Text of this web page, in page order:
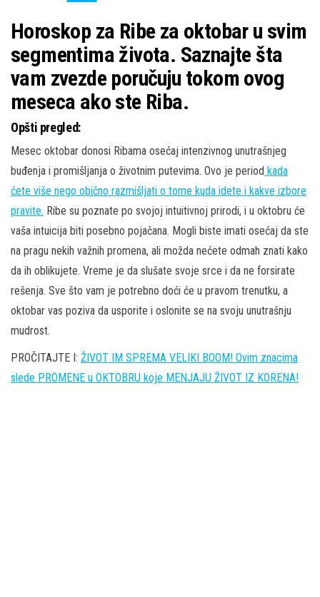
Horoskop za Ribe za oktobar u svim
segmentima života. Saznajte šta
vam zvezde poručuju tokom ovog
meseca ako ste Riba.
Opšti pregled:
Mesec oktobar donosi Ribama osećaj intenzivnog unutrašnjeg
buđenja i promišljanja o životnim putevima. Ovo je period kada
ćete više nego obično razmišljati o tome kuda idete i kakve izbore
pravite. Ribe su poznate po svojoj intuitivnoj prirodi, i u oktobru će
vaša intuicija biti posebno pojačana. Mogli biste imati osećaj da ste
na pragu nekih važnih promena, ali možda nećete odmah znati kako
da ih oblikujete. Vreme je da slušate svoje srce i da ne forsirate
rešenja. Sve što vam je potrebno doći će u pravom trenutku, a
oktobar vas poziva da usporite i oslonite se na svoju unutrašnju
mudrost.
PROČITAJTE I: ŽIVOT IM SPREMA VELIKI BOOM! Ovim znacima
slede PROMENE u OKTOBRU koje MENJAJU ŽIVOT IZ KORENA!